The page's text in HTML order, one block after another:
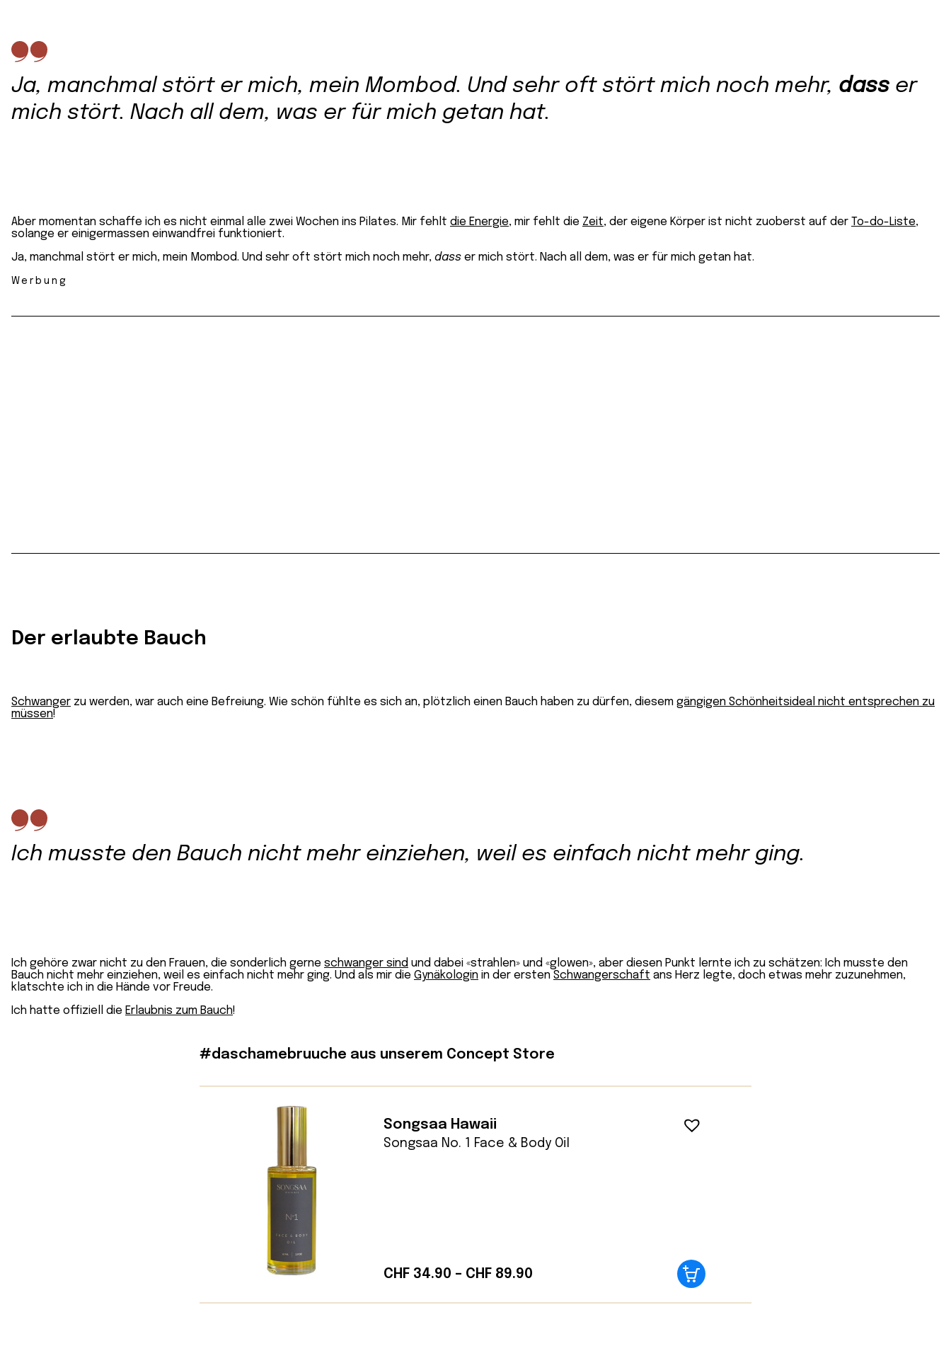
Ja, manchmal stört er mich, mein Mombod. Und sehr oft stört mich noch mehr, dass er
mich stört. Nach all dem, was er für mich getan hat.
Aber momentan schaffe ich es nicht einmal alle zwei Wochen ins Pilates. Mir fehlt die Energie, mir fehlt die Zeit, der eigene Körper ist nicht zuoberst auf der To-do-Liste,
solange er einigermassen einwandfrei funktioniert.
Ja, manchmal stört er mich, mein Mombod. Und sehr oft stört mich noch mehr, dass er mich stört. Nach all dem, was er für mich getan hat.
Werbung
Der erlaubte Bauch
Schwanger zu werden, war auch eine Befreiung. Wie schön fühlte es sich an, plötzlich einen Bauch haben zu dürfen, diesem gängigen Schönheitsideal nicht entsprechen zu
müssen!
Ich musste den Bauch nicht mehr einziehen, weil es einfach nicht mehr ging.
Ich gehöre zwar nicht zu den Frauen, die sonderlich gerne schwanger sind und dabei «strahlen» und «glowen», aber diesen Punkt lernte ich zu schätzen: Ich musste den
Bauch nicht mehr einziehen, weil es einfach nicht mehr ging. Und als mir die Gynäkologin in der ersten Schwangerschaft ans Herz legte, doch etwas mehr zuzunehmen,
klatschte ich in die Hände vor Freude.
Ich hatte offiziell die Erlaubnis zum Bauch!
#daschamebruuche aus unserem Concept Store
Songsaa Hawaii
Songsaa No. 1 Face & Body Oil
CHF34.90 – CHF89.90Preisspanne: